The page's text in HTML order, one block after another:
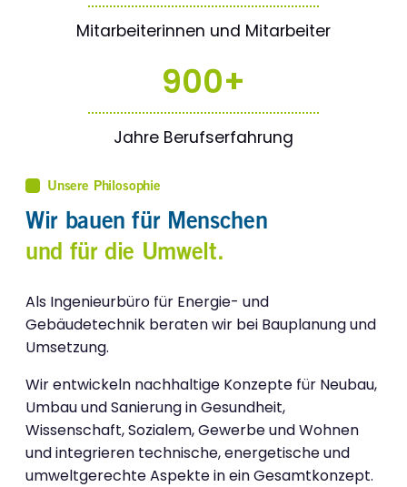
Mitarbeiterinnen und Mitarbeiter
900+
Jahre Berufserfahrung
Unsere Philosophie
Wir bauen für Menschen
und für die Umwelt.
Als Ingenieurbüro für Energie- und
Gebäudetechnik beraten wir bei Bauplanung und
Umsetzung.
Wir entwickeln nachhaltige Konzepte für Neubau,
Umbau und Sanierung in Gesundheit,
Wissenschaft, Sozialem, Gewerbe und Wohnen
und integrieren technische, energetische und
umweltgerechte Aspekte in ein Gesamtkonzept.